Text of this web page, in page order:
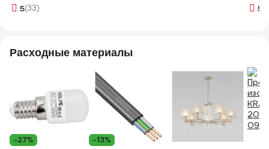
античная бронза/
5(33)
5
Расходные материалы
-27% -13%